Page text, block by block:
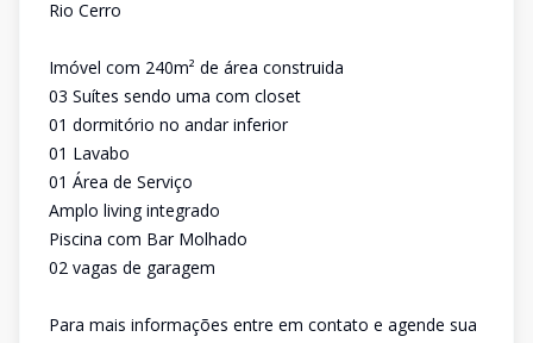
Rio Cerro
Imóvel com 240m² de área construida
03 Suítes sendo uma com closet
01 dormitório no andar inferior
01 Lavabo
01 Área de Serviço
Amplo living integrado
Piscina com Bar Molhado
02 vagas de garagem
Para mais informações entre em contato e agende sua